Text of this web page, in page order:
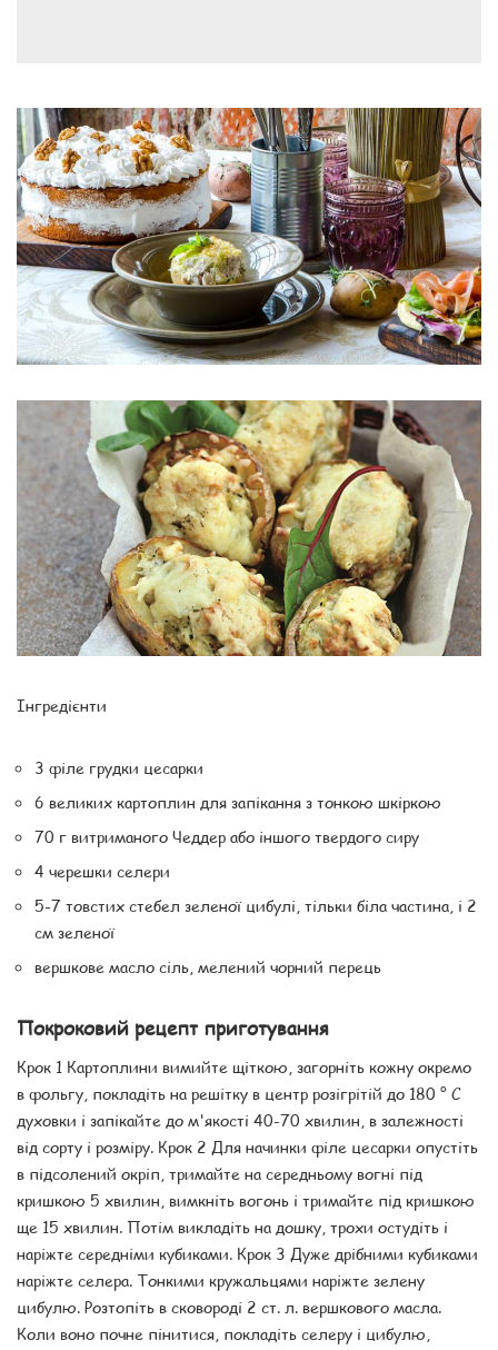
Інгредієнти
3 філе грудки цесарки
6 великих картоплин для запікання з тонкою шкіркою
70 г витриманого Чеддер або іншого твердого сиру
4 черешки селери
5-7 товстих стебел зеленої цибулі, тільки біла частина, і 2
см зеленої
вершкове масло сіль, мелений чорний перець
Покроковий рецепт приготування
Крок 1 Картоплини вимийте щіткою, загорніть кожну окремо
в фольгу, покладіть на решітку в центр розігрітій до 180 ° С
духовки і запікайте до м'якості 40-70 хвилин, в залежності
від сорту і розміру. Крок 2 Для начинки філе цесарки опустіть
в підсолений окріп, тримайте на середньому вогні під
кришкою 5 хвилин, вимкніть вогонь і тримайте під кришкою
ще 15 хвилин. Потім викладіть на дошку, трохи остудіть і
наріжте середніми кубиками. Крок 3 Дуже дрібними кубиками
наріжте селера. Тонкими кружальцями наріжте зелену
цибулю. Розтопіть в сковороді 2 ст. л. вершкового масла.
Коли воно почне пінитися, покладіть селеру і цибулю,